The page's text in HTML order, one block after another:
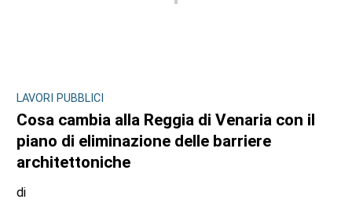
LAVORI PUBBLICI
Cosa cambia alla Reggia di Venaria con il
piano di eliminazione delle barriere
architettoniche
di